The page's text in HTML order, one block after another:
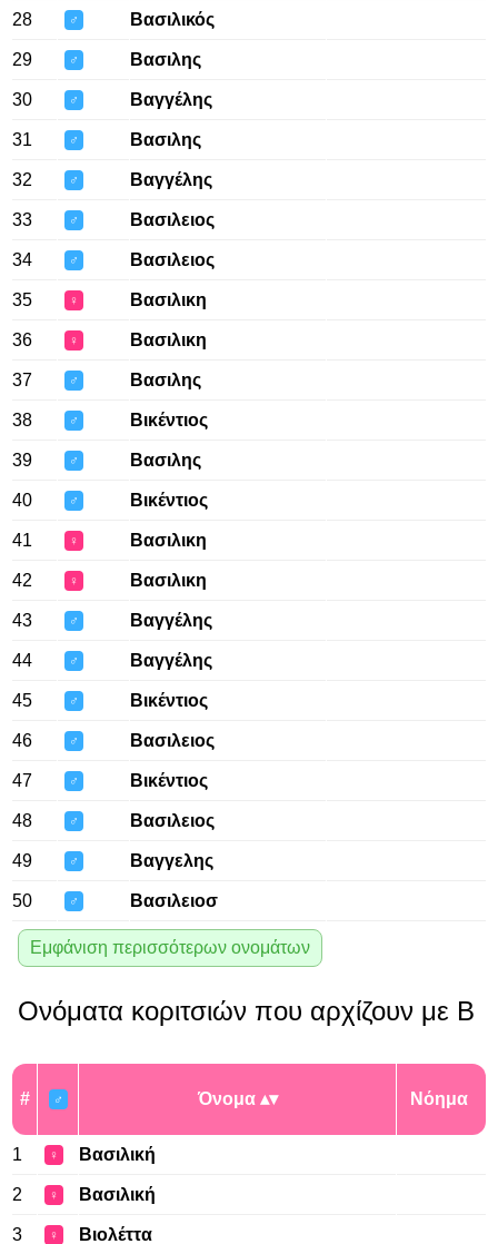
28 ♂ Βασιλικός
29 ♂ Βασιλης
30 ♂ Βαγγέλης
31 ♂ Βασιλης
32 ♂ Βαγγέλης
33 ♂ Βασιλειος
34 ♂ Βασιλειος
35 ♀ Βασιλικη
36 ♀ Βασιλικη
37 ♂ Βασιλης
38 ♂ Βικέντιος
39 ♂ Βασιλης
40 ♂ Βικέντιος
41 ♀ Βασιλικη
42 ♀ Βασιλικη
43 ♂ Βαγγέλης
44 ♂ Βαγγέλης
45 ♂ Βικέντιος
46 ♂ Βασιλειος
47 ♂ Βικέντιος
48 ♂ Βασιλειος
49 ♂ Βαγγελης
50 ♂ Βασιλειοσ
Εμφάνιση περισσότερων ονομάτων
Ονόματα κοριτσιών που αρχίζουν με Β
# ♂ Όνομα Νόημα
1 ♀ Βασιλική
2 ♀ Βασιλική
3 ♀ Βιολέττα